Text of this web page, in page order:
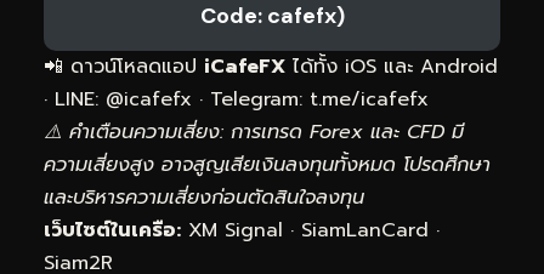
Code: cafefx)
📲 ดาวน์โหลดแอป iCafeFX ได้ทั้ง iOS และ Android
· LINE: @icafefx · Telegram: t.me/icafefx
⚠️ คำเตือนความเสี่ยง: การเทรด Forex และ CFD มี
ความเสี่ยงสูง อาจสูญเสียเงินลงทุนทั้งหมด โปรดศึกษา
และบริหารความเสี่ยงก่อนตัดสินใจลงทุน
เว็บไซต์ในเครือ: XM Signal · SiamLanCard ·
Siam2R